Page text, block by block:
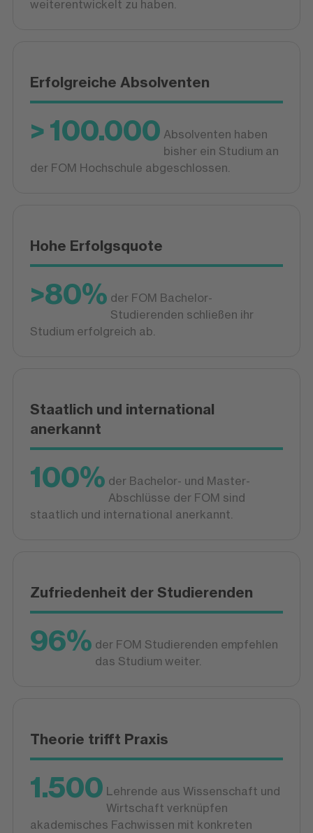
weiterentwickelt zu haben.
Erfolgreiche Absolventen
> 100.000 Absolventen haben
bisher ein Studium an
der FOM Hochschule abgeschlossen.
Hohe Erfolgsquote
>80% der FOM Bachelor-
Studierenden schließen ihr
Studium erfolgreich ab.
Staatlich und international
anerkannt
100% der Bachelor- und Master-
Abschlüsse der FOM sind
staatlich und international anerkannt.
Zufriedenheit der Studierenden
96% der FOM Studierenden empfehlen
das Studium weiter.
Theorie trifft Praxis
1.500 Lehrende aus Wissenschaft und
Wirtschaft verknüpfen
akademisches Fachwissen mit konkreten